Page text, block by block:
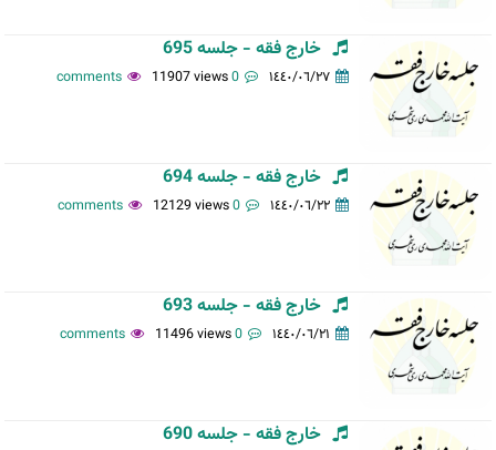
خارج فقه - جلسه 695
١٤٤٠/٠٦/٢٧ 0 comments
11907 views
خارج فقه - جلسه 694
١٤٤٠/٠٦/٢٢ 0 comments
12129 views
خارج فقه - جلسه 693
١٤٤٠/٠٦/٢١ 0 comments
11496 views
خارج فقه - جلسه 690